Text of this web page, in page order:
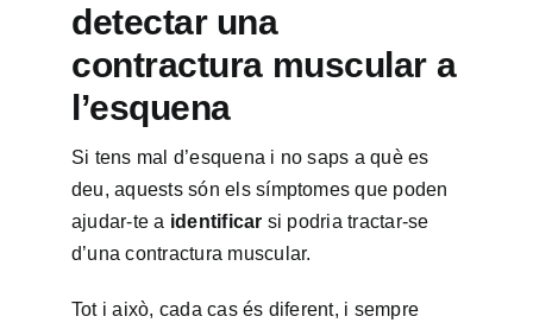
detectar una
contractura muscular a
l’esquena
Si tens mal d’esquena i no saps a què es
deu, aquests són els símptomes que poden
ajudar-te a identificar si podria tractar-se
d’una contractura muscular.
Tot i això, cada cas és diferent, i sempre